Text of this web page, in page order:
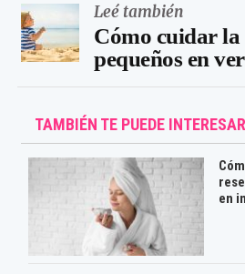
Leé también
Cómo cuidar la
pequeños en
TAMBIÉN TE PUEDE INTERESAR
en